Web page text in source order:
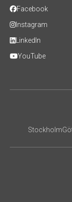
Facebook
Instagram
LinkedIn
YouTube
Stockholm